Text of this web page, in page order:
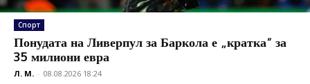
Спорт
Понудата на Ливерпул за Баркола е „кратка“ за
35 милиони евра
Л. М. - 08.08.2026 18:24